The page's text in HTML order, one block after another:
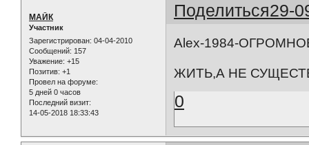
Поделиться29-
МАЙК
Участник
Зарегистрирован: 04-04-2010
Сообщений: 157
Уважение: +15
Позитив: +1
Провел на форуме:
5 дней 0 часов
Последний визит:
14-05-2018 18:33:43
Alex-1984-
ЖИТЬ,А НЕ
0